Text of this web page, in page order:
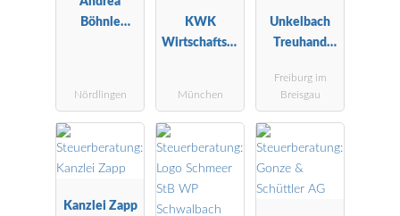
Böhnle
Nördlingen
KWK
Wirtschaftspr
München
Unkelbach
Treuhand
StBG
Freiburg im
Breisgau
Kanzlei Zapp